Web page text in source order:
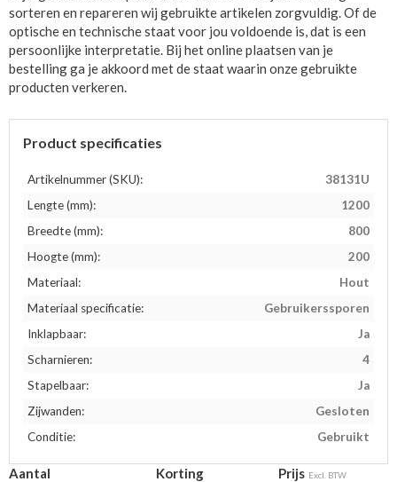
sorteren en repareren wij gebruikte artikelen zorgvuldig. Of de
optische en technische staat voor jou voldoende is, dat is een
persoonlijke interpretatie. Bij het online plaatsen van je
bestelling ga je akkoord met de staat waarin onze gebruikte
producten verkeren.
Product specificaties
Artikelnummer (SKU):
38131U
Lengte (mm):
1200
Breedte (mm):
800
Hoogte (mm):
200
Materiaal:
Hout
Materiaal specificatie:
Gebruikerssporen
Inklapbaar:
Ja
Scharnieren:
4
Stapelbaar:
Ja
Zijwanden:
Gesloten
Conditie:
Gebruikt
Aantal Korting Prijs Excl. BTW